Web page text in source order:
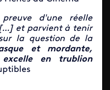
d'une réelle
et parvient à tenir
la question de la
et mordante,
excelle en trublion